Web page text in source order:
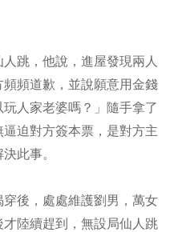
跳，他說，進屋發現兩人
頻道歉，並說願意用金錢
人家老婆嗎？」隨手拿了
迫對方簽本票，是對方主
此事。
後，處處維護劉男，萬女
陸續趕到，無設局仙人跳